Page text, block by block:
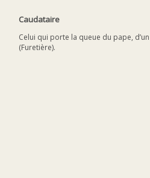
Caudataire
Celui qui porte la queue du pape,
(Furetière).